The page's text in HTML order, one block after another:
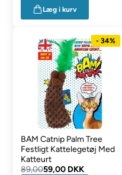
Læg i kurv
- 34%
BAM Catnip Palm Tree
Festligt Kattelegetøj Med
Katteurt
89,0059,00 DKK